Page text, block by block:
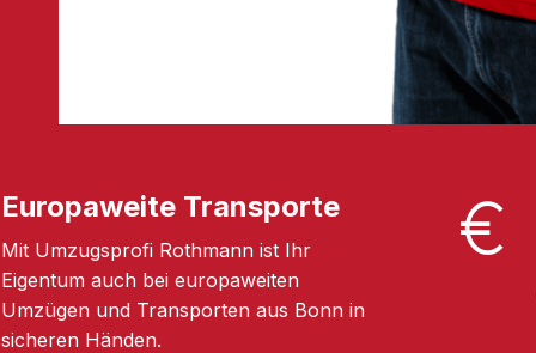
Europaweite Transporte
Mit Umzugsprofi Rothmann ist Ihr
Eigentum auch bei europaweiten
Umzügen und Transporten aus Bonn in
sicheren Händen.